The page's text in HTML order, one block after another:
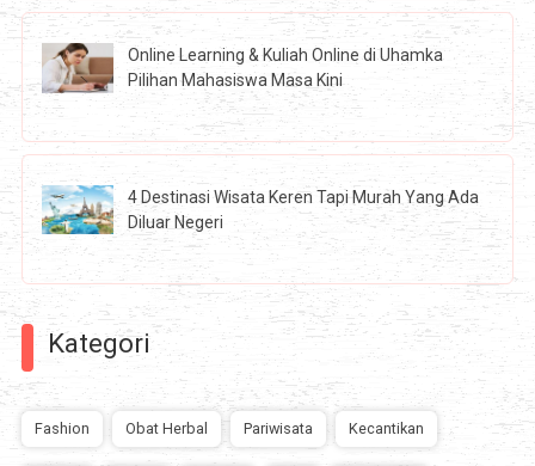
Online Learning & Kuliah Online di Uhamka
Pilihan Mahasiswa Masa Kini
4 Destinasi Wisata Keren Tapi Murah Yang Ada
Diluar Negeri
Kategori
Fashion Obat Herbal Pariwisata Kecantikan